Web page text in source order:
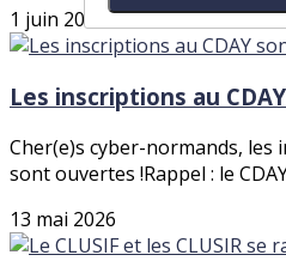
1 juin 2026
Les inscriptions au
Cher(e)s cyber-normands, les
sont ouvertes !Rappel : le
13 mai 2026